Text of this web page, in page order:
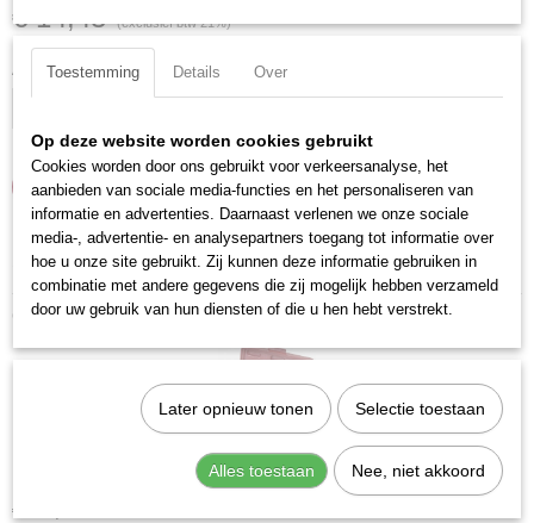
€ 14,43 (exclusief btw 21%)
Aantal
IN WINKELWAGEN
Specificaties
Productcode
EAN code
Productcode leverancier
Ook interessant
Kraftwerk 3058 Boutverwijderset
€ 109,28
Toestemming Details Over
Op deze website worden cookies gebruikt
Cookies worden door ons gebruikt voor verkeersanalyse, het
aanbieden van sociale media-functies en het personaliseren van
informatie en advertenties. Daarnaast verlenen we onze sociale
media-, advertentie- en analysepartners toegang tot informatie over
hoe u onze site gebruikt. Zij kunnen deze informatie gebruiken in
combinatie met andere gegevens die zij mogelijk hebben verzameld
door uw gebruik van hun diensten of die u hen hebt verstrekt.
Later opnieuw tonen Selectie toestaan
Alles toestaan Nee, niet akkoord